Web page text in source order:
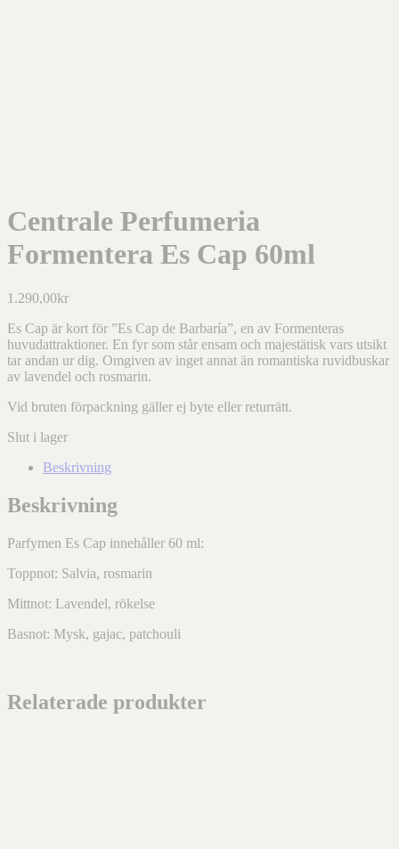
Centrale Perfumeria
Formentera Es Cap 60ml
1.290,00kr
Es Cap är kort för ”Es Cap de Barbaría”, en av Formenteras
huvudattraktioner. En fyr som står ensam och majestätisk vars utsikt
tar andan ur dig. Omgiven av inget annat än romantiska ruvidbuskar
av lavendel och rosmarin.
Vid bruten förpackning gäller ej byte eller returrätt.
Slut i lager
Beskrivning
Beskrivning
Parfymen Es Cap innehåller 60 ml:
Toppnot: Salvia, rosmarin
Mittnot: Lavendel, rökelse
Basnot: Mysk, gajac, patchouli
Relaterade produkter